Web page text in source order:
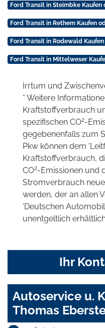
Ford Transit in Steimbke Kaufen
Ford Transit in Rethem Kaufen
Ford Transit in Rodewald
Ford Transit in Mittelweser
Irrtum und
* Weitere
Kraftstoffverbrauch
spezifischen CO2-
gegebenenfalls zum
Pkw können dem
Kraftstoffverbrauch,
CO2-Emissionen und
Stromverbrauch
werden, der an allen
'Deutschen
unentgeltlich
Ihr
Autoservice u.
Thomas